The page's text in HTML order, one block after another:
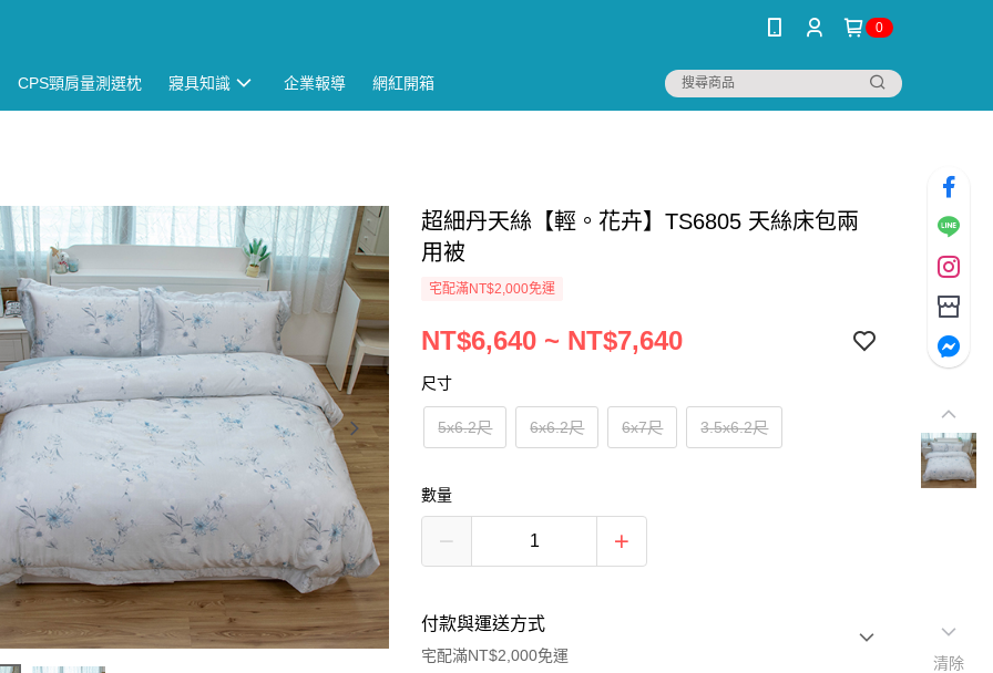
0
CPS頸肩量測選枕 寢具知識 企業報導 網紅開箱
超細丹天絲【輕。花卉】TS6805 天絲床包兩
用被
宅配滿NT$2,000免運
NT$6,640 ~ NT$7,640
尺寸
5x6.2尺 6x6.2尺 6x7尺 3.5x6.2尺
數量
付款與運送方式
宅配滿NT$2,000免運
清除